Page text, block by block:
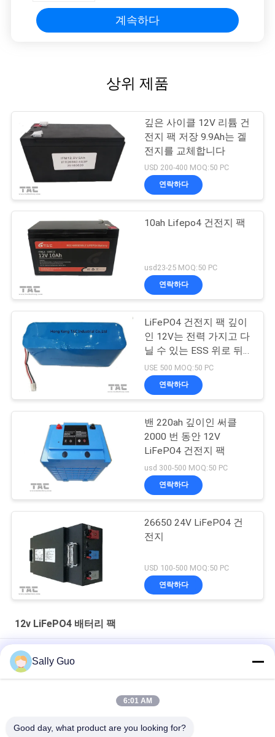
계속하다
상위 제품
깊은 사이클 12V 리튬 건
전지 팩 저장 9.9Ah는 겔
전지를 교체합니다
USD 200-400 MOQ:50 PC
연락하다
10ah Lifepo4 건전지 팩
usd23-25 MOQ:50 PC
연락하다
LiFePO4 건전지 팩 깊이
인 12V는 전력 가지고 다
닐 수 있는 ESS 위로 뒤
쪽을 위해 26650 9.9AH
를 선회합니다
USE 500 MOQ:50 PC
연락하다
밴 220ah 깊이인 써클
2000 번 동안 12V
LiFePO4 건전지 팩
usd 300-500 MOQ:50 PC
연락하다
26650 24V LiFePO4 건
전지
USD 100-500 MOQ:50 PC
연락하다
12v LiFePO4 배터리 팩
VRLA에 유사한 깊은 원형 태양 Lifepo4 건전지 12V 200AH
백업과 태양 광선 리드 산 대체를 위한 7.2Ah 12V LifePO4 건전지
Sally Guo
6:01 AM
Good day, what product are you looking for?